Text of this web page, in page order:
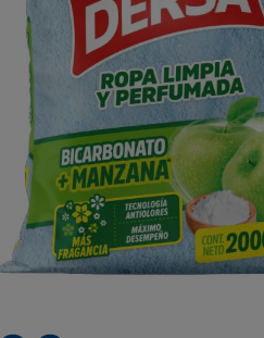
.
queso
10. papa